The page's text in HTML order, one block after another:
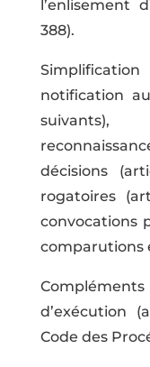
l’enlisement
388).
notification
décisions
rogatoires
convocations
comparutions
d’exécution
Code des